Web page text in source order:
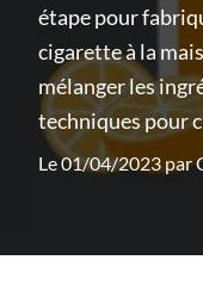
étape pour
cigarette à la
mélanger les
techniques pour
Le 01/04/2023 par